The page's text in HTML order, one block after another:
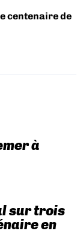
centenaire de
à
sur trois
en